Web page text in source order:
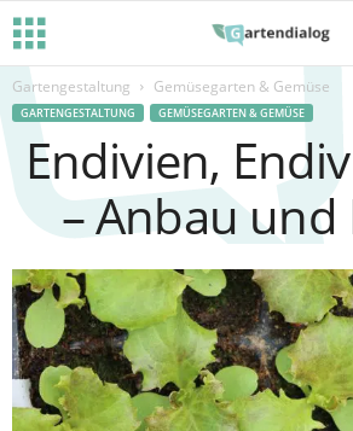
Gartengestaltung Gemüsegarten & Gemüse
GARTENGESTALTUNG GEMÜSEGARTEN & GEMÜSE
Endivien,
– Anbau und